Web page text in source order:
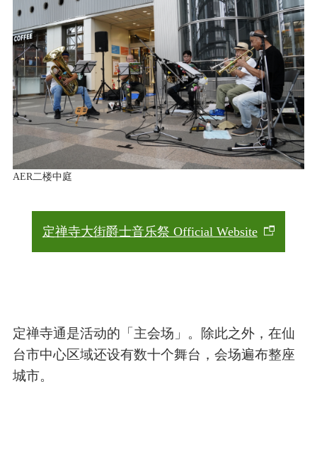
AER二楼中庭
定禅寺大街爵士音乐祭 Official Website
定禅寺通是活动的「主会场」。除此之外，在仙
台市中心区域还设有数十个舞台，会场遍布整座
城市。